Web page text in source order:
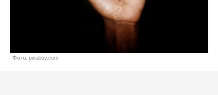
Фото: pixabay.com